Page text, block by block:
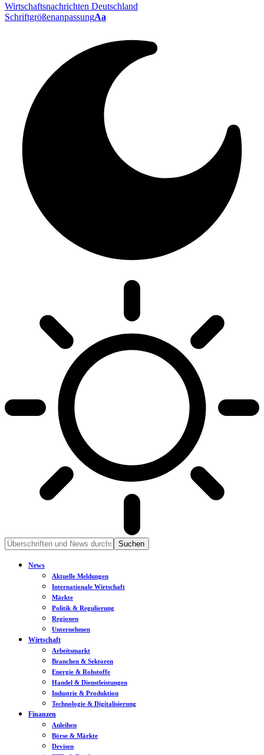
SchriftgrößenanpassungAa
News
Aktuelle Meldungen
Internationale Wirtschaft
Märkte
Politik & Regulierung
Regionen
Unternehmen
Wirtschaft
Arbeitsmarkt
Branchen & Sektoren
Energie & Rohstoffe
Handel & Dienstleistungen
Industrie & Produktion
Technologie & Digitalisierung
Finanzen
Anleihen
Börse & Märkte
Devisen